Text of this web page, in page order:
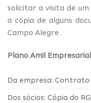
solicitar a visita de
a cópia de alguns
Campo Alegre .
Plano Amil Empresarial
Da empresa: Contrato
Dos sócios: Cópia do